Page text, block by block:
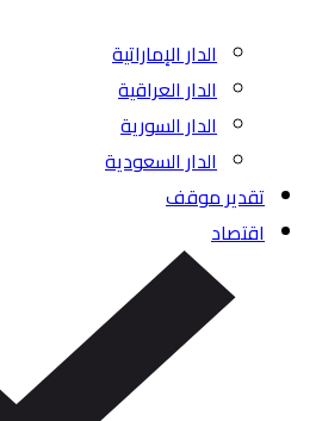
الدار الإماراتية
الدار العراقية
الدار السورية
الدار السعودية
تقدير موقف
اقتصاد